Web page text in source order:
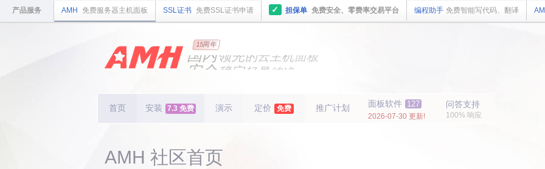
产品服务 AMH 免费服务器主机面板 SSL证书 免费SSL证书申请 ✓ 担保单 免费安全、零费率交易平台 编程助手 免费智能写代码、翻译
15周年
国内领先
安全 稳定轻量纯净
首页 安装 7.3 免费 演示 定价 免费 推广计划 面板软件 127
2026-07-30 更新!
问答支持
100% 响应
AMH 社区首页